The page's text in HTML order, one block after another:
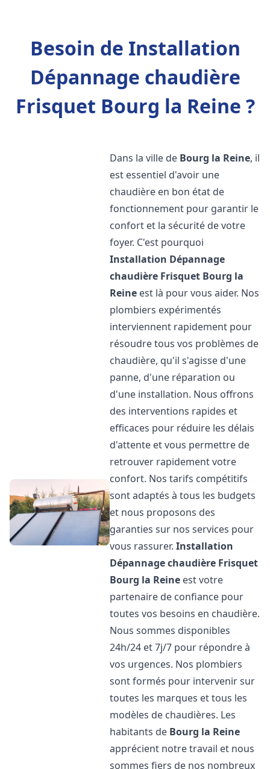
Besoin de Installation
Dépannage chaudière
Frisquet Bourg la Reine ?
Dans la ville de Bourg la Reine, il
est essentiel d'avoir une
chaudière en bon état de
fonctionnement pour garantir le
confort et la sécurité de votre
foyer. C'est pourquoi
Installation Dépannage
chaudière Frisquet Bourg la
Reine est là pour vous aider. Nos
plombiers expérimentés
interviennent rapidement pour
résoudre tous vos problèmes de
chaudière, qu'il s'agisse d'une
panne, d'une réparation ou
d'une installation. Nous offrons
des interventions rapides et
efficaces pour réduire les délais
d'attente et vous permettre de
retrouver rapidement votre
confort. Nos tarifs compétitifs
sont adaptés à tous les budgets
et nous proposons des
garanties sur nos services pour
vous rassurer.Installation
Dépannage chaudière Frisquet
Bourg la Reine est votre
partenaire de confiance pour
toutes vos besoins en chaudière.
Nous sommes disponibles
24h/24 et 7j/7 pour répondre à
vos urgences. Nos plombiers
sont formés pour intervenir sur
toutes les marques et tous les
modèles de chaudières. Les
habitants de Bourg la Reine
apprécient notre travail et nous
sommes fiers de nos nombreux